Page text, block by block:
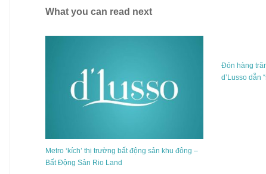
What you can read next
Metro ‘kích’ thị trường bất động sản khu đông –
Bất Động Sản Rio Land
Đón hàng
d’Lusso dẫn